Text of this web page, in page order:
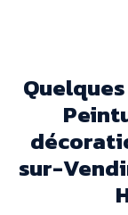
sur-